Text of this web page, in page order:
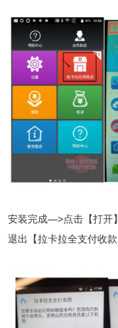
安装完成—>点击【打开
退出【拉卡拉全支付收款